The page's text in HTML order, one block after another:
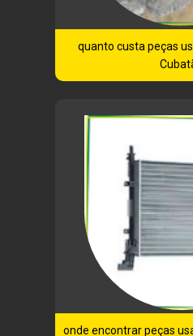
quanto custa peças
onde encontrar peças